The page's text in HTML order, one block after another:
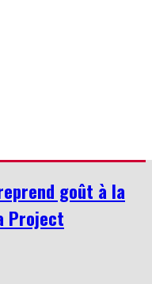
goût à la
Project